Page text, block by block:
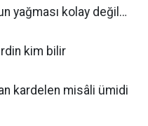
yağması kolay değil…
kim bilir
kardelen misâli ümidi